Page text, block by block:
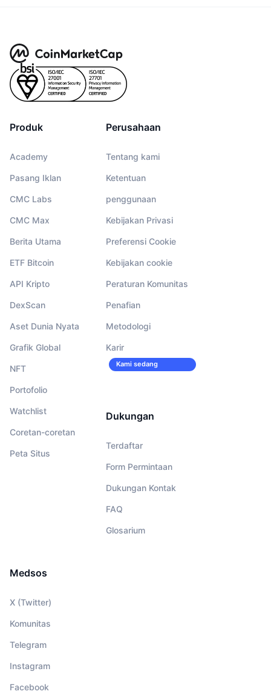
Produk
Academy
Pasang Iklan
CMC Labs
CMC Max
Berita Utama
ETF Bitcoin
API Kripto
DexScan
Aset Dunia Nyata
Grafik Global
NFT
Portofolio
Watchlist
Coretan-coretan
Peta Situs
Perusahaan
Tentang kami
Ketentuan
penggunaan
Kebijakan Privasi
Preferensi Cookie
Kebijakan cookie
Peraturan Komunitas
Penafian
Metodologi
Karir
Kami sedang
merekrut!
Dukungan
Terdaftar
Form Permintaan
Dukungan Kontak
FAQ
Glosarium
Medsos
X (Twitter)
Komunitas
Telegram
Instagram
Facebook